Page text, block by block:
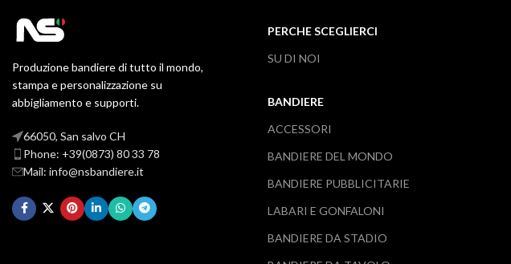
Produzione bandiere di tutto il mondo,
stampa e personalizzazione su
abbigliamento e supporti.
66050, San salvo CH
Phone: +39(0873) 80 33 78
Mail: info@nsbandiere.it
PERCHE SCEGLIERCI
SU DI NOI
BANDIERE
ACCESSORI
BANDIERE DEL MONDO
BANDIERE PUBBLICITARIE
LABARI E GONFALONI
BANDIERE DA STADIO